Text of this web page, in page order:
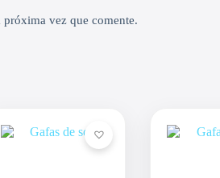
vez que comente.